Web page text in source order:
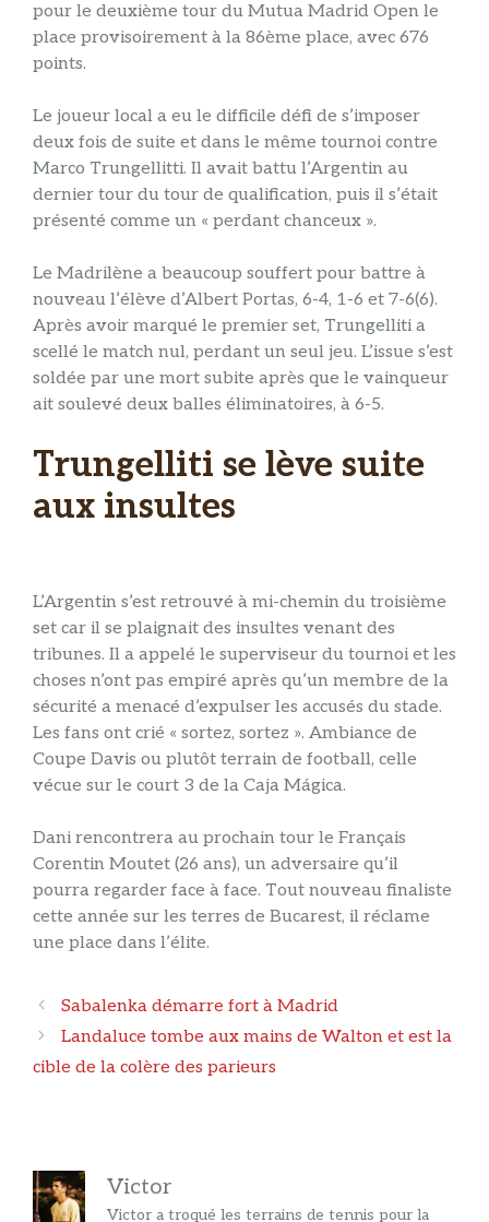
pour le deuxième tour du Mutua Madrid Open le
place provisoirement à la 86ème place, avec 676
points.
Le joueur local a eu le difficile défi de s’imposer
deux fois de suite et dans le même tournoi contre
Marco Trungellitti. Il avait battu l’Argentin au
dernier tour du tour de qualification, puis il s’était
présenté comme un « perdant chanceux ».
Le Madrilène a beaucoup souffert pour battre à
nouveau l’élève d’Albert Portas, 6-4, 1-6 et 7-6(6).
Après avoir marqué le premier set, Trungelliti a
scellé le match nul, perdant un seul jeu. L’issue s’est
soldée par une mort subite après que le vainqueur
ait soulevé deux balles éliminatoires, à 6-5.
Trungelliti se lève suite
aux insultes
L’Argentin s’est retrouvé à mi-chemin du troisième
set car il se plaignait des insultes venant des
tribunes. Il a appelé le superviseur du tournoi et les
choses n’ont pas empiré après qu’un membre de la
sécurité a menacé d’expulser les accusés du stade.
Les fans ont crié « sortez, sortez ». Ambiance de
Coupe Davis ou plutôt terrain de football, celle
vécue sur le court 3 de la Caja Mágica.
Dani rencontrera au prochain tour le Français
Corentin Moutet (26 ans), un adversaire qu’il
pourra regarder face à face. Tout nouveau finaliste
cette année sur les terres de Bucarest, il réclame
une place dans l’élite.
Navigation
des
articles
Sabalenka démarre fort à Madrid
Landaluce tombe aux mains de Walton et est la
cible de la colère des parieurs
Victor
Victor a troqué les terrains de tennis pour la